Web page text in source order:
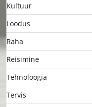
Kultuur
Loodus
Raha
Reisimine
Tehnoloogia
Tervis